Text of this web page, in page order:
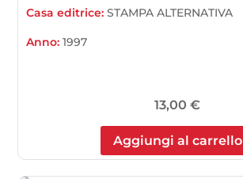
Casa editrice:STAMPA ALTERNATIVA
Anno:1997
13,00 €
Aggiungi al carrello